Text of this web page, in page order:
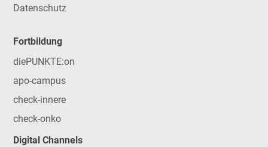
Datenschutz
Fortbildung
diePUNKTE:on
apo-campus
check-innere
check-onko
Digital Channels